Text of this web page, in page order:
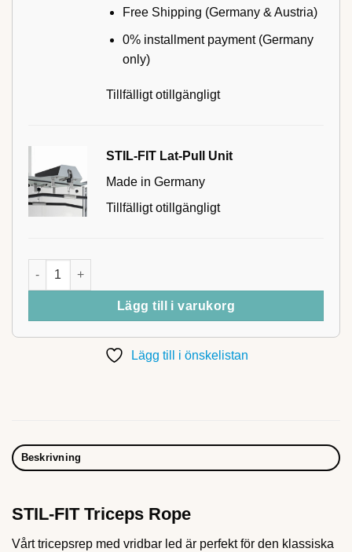
Free Shipping (Germany & Austria)
0% installment payment (Germany
only)
Tillfälligt otillgängligt
STIL-FIT Lat-Pull Unit
Made in Germany
Tillfälligt otillgängligt
STIL-FIT Triceps Rope mängd
Lägg till i varukorg
Lägg till i önskelistan
Beskrivning
STIL-FIT Triceps Rope
Vårt tricepsrep med vridbar led är perfekt för den klassiska